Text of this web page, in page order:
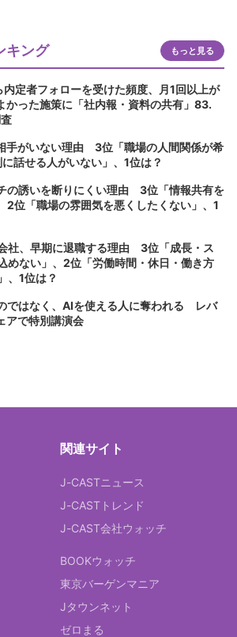
キング もっと見る
内定者フォローを受けた頻度、月1回以上が
った施策に「社内報・資料の共有」83.
手がいない理由 3位「職場の人間関係が希
話せる人がいない」、1位は？
の誘いを断りにくい理由 3位「情報共有を
2位「職場の雰囲気を悪くしたくない」、1
社、早期に退職する理由 3位「成長・ス
めない」、2位「労働時間・休日・働き方
、1位は？
ではなく、AIを使える人に奪われる レバ
アで特別講演会
関連サイト
J-CASTニュース
J-CASTトレンド
J-CAST会社ウォッチ
BOOKウォッチ
東京バーゲンマニア
Jタウンネット
ゼロまる